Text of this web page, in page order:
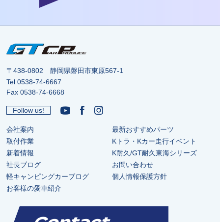
〒438-0802 静岡県磐田市東原567-1
Tel0538-74-6667
Fax 0538-74-6668
Follow us!
会社案内
取付作業
新着情報
社長ブログ
軽キャンピングカーブログ
お客様の愛車紹介
最新おすすめパーツ
Kトラ・Kカー走行イベント
K耐久/GT耐久東海シリーズ
お問い合わせ
個人情報保護方針